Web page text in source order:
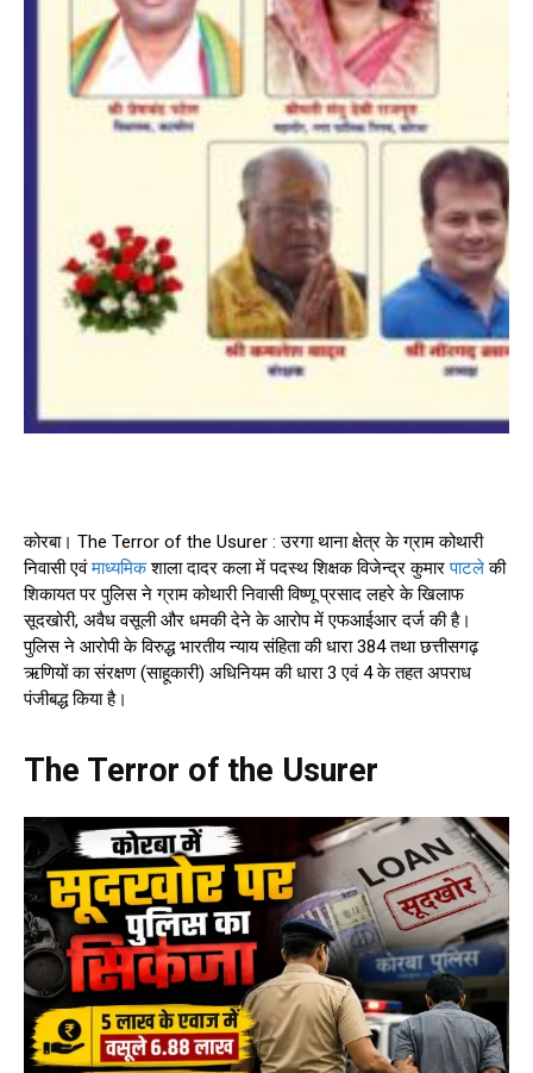
कोरबा। The Terror of the Usurer : उरगा थाना क्षेत्र के ग्राम कोथारी
निवासी एवंमाध्यमिकशाला दादर कला में पदस्थ शिक्षक विजेन्द्र कुमारपाटलेकी
शिकायत पर पुलिस ने ग्राम कोथारी निवासी विष्णू प्रसाद लहरे के खिलाफ
सूदखोरी, अवैध वसूली और धमकी देने के आरोप में एफआईआर दर्ज की है।
पुलिस ने आरोपी के विरुद्ध भारतीय न्याय संहिता की धारा 384 तथा छत्तीसगढ़
ऋणियों का संरक्षण (साहूकारी) अधिनियम की धारा 3 एवं 4 के तहत अपराध
पंजीबद्ध किया है।
The Terror of the Usurer